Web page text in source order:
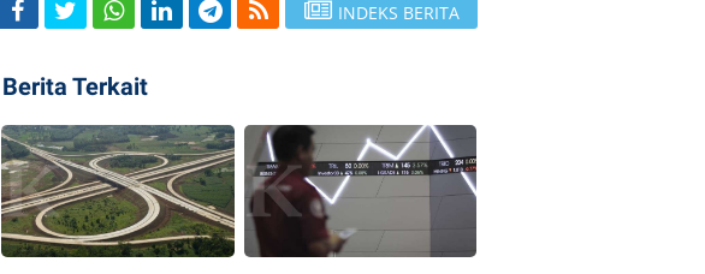
INDEKS BERITA
Berita Terkait